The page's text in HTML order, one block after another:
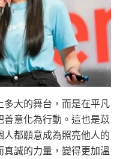
多大的舞台，而是在平凡
善意化為行動。這也是苡
人都願意成為照亮他人的
誠的力量，變得更加溫